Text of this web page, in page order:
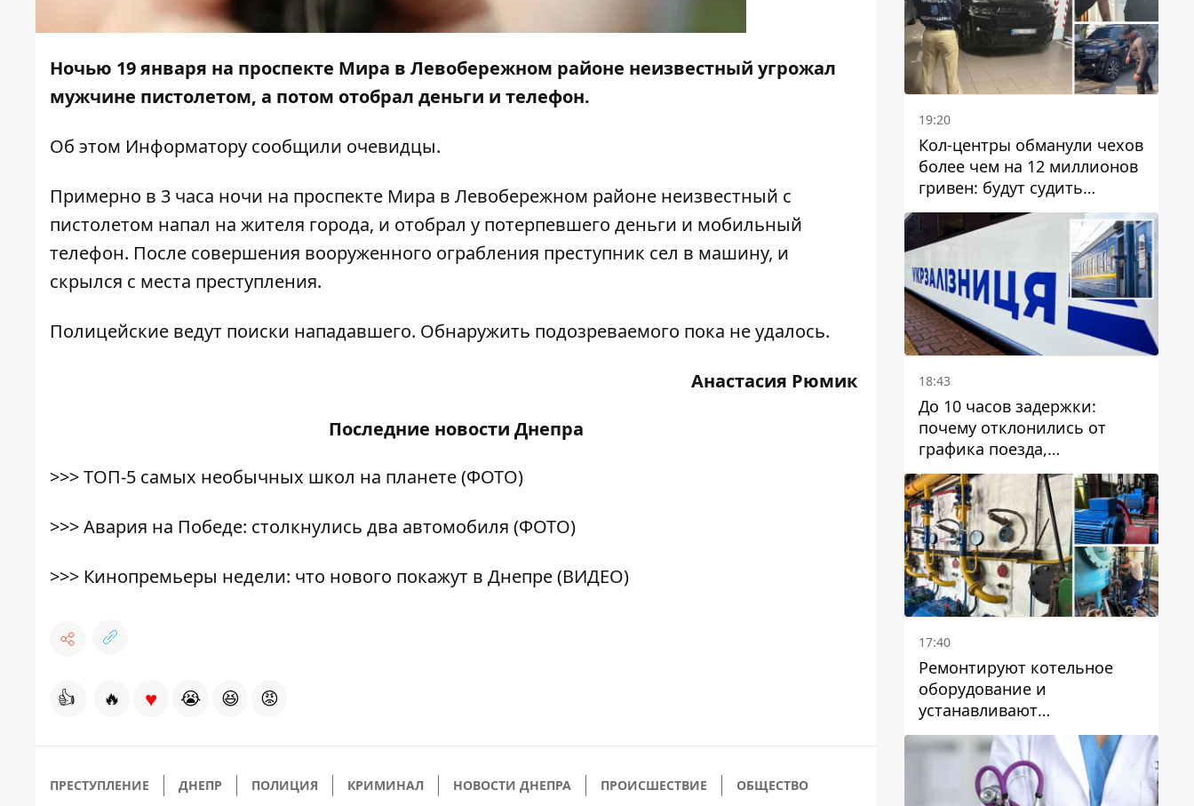
Ночью 19 января на проспекте Мира в Левобережном районе неизвестный угрожал
мужчине пистолетом, а потом отобрал деньги и телефон.
Об этом Информатору сообщили очевидцы.
Примерно в 3 часа ночи на проспекте Мира в Левобережном районе неизвестный с
пистолетом напал на жителя города, и отобрал у потерпевшего деньги и мобильный
телефон. После совершения вооруженного ограбления преступник сел в машину, и
скрылся с места преступления.
Полицейские ведут поиски нападавшего. Обнаружить подозреваемого пока не удалось.
Анастасия Рюмик
Последние новости Днепра
>>>ТОП-5 самых необычных школ на планете (ФОТО)
>>>Авария на Победе: столкнулись два автомобиля (ФОТО)
>>> Кинопремьеры недели: что нового покажут в Днепре (ВИДЕО)
👍 🔥 ♥ 😭 😆 😡
ПРЕСТУПЛЕНИЕ ДНЕПР ПОЛИЦИЯ КРИМИНАЛ НОВОСТИ ДНЕПРА ПРОИСШЕСТВИЕ ОБЩЕСТВО
19:20
Кол-центры обманули чехов
более чем на 12 миллионов
гривен: будут судить
днепрянина,
организовавшего
транснациональную
преступную организацию
18:43
До 10 часов задержки:
почему отклонились от
графика поезда,
курсирующие через Днепр
и область
17:40
Ремонтируют котельное
оборудование и
устанавливают
генераторные установки:
как в Днепре готовятся к
отопительному сезону